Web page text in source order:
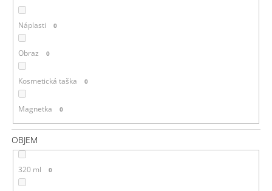
Náplasti 0
Obraz 0
Kosmetická taška 0
Magnetka 0
OBJEM
320 ml 0